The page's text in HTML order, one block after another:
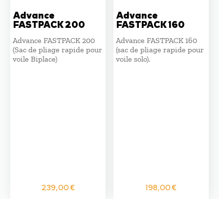
Advance
FASTPACK 200
Advance FASTPACK 200
(Sac de pliage rapide pour
voile Biplace)
239,00€
Advance
FASTPACK 160
Advance FASTPACK 160
(sac de pliage rapide pour
voile solo).
198,00€